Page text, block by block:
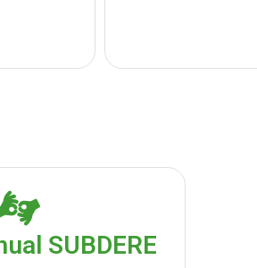
SUBDERE